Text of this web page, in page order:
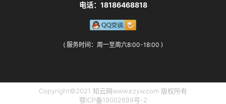
电话：18186468818
( 服务时间：周一至周六8:00-18:00 )
Copyright©2021 知云网www.ezyw.com 版权所有
鄂ICP备19002699号-2